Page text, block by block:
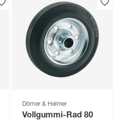
Dörner & Helmer
Vollgummi-Rad 80